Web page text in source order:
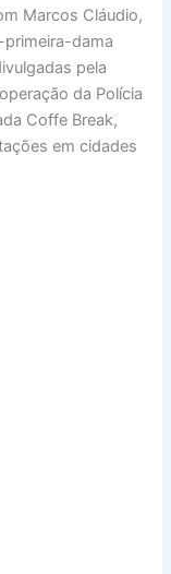
Marcos Cláudio,
dama
pela
da Polícia
Coffe Break,
em cidades